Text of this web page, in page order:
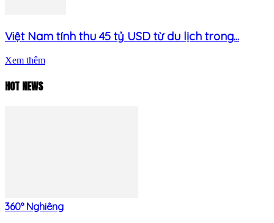
Việt Nam tính thu 45 tỷ USD từ du lịch trong...
Xem thêm
HOT NEWS
360° Nghiêng